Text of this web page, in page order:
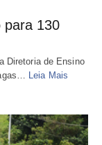
para 130
Diretoria de Ensino
Leia Mais